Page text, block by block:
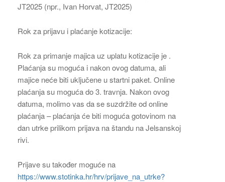
JT2025 (npr., Ivan Horvat, JT2025)
Rok za prijavu i plaćanje kotizacije:
Rok za primanje majica uz uplatu kotizacije je .
Plaćanja su moguća i nakon ovog datuma, ali
majice neće biti uključene u startni paket. Online
plaćanja su moguća do 3. travnja. Nakon ovog
datuma, molimo vas da se suzdržite od online
plaćanja – plaćanja će biti moguća gotovinom na
dan utrke prilikom prijava na štandu na Jelsanskoj
rivi.
Prijave su također moguće na
https://www.stotinka.hr/hrv/prijave_na_utrke?